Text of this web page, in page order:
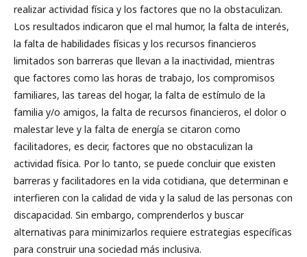
realizar actividad física y los factores que no la obstaculizan.
Los resultados indicaron que el mal humor, la falta de interés,
la falta de habilidades físicas y los recursos financieros
limitados son barreras que llevan a la inactividad, mientras
que factores como las horas de trabajo, los compromisos
familiares, las tareas del hogar, la falta de estímulo de la
familia y/o amigos, la falta de recursos financieros, el dolor o
malestar leve y la falta de energía se citaron como
facilitadores, es decir, factores que no obstaculizan la
actividad física. Por lo tanto, se puede concluir que existen
barreras y facilitadores en la vida cotidiana, que determinan e
interfieren con la calidad de vida y la salud de las personas con
discapacidad. Sin embargo, comprenderlos y buscar
alternativas para minimizarlos requiere estrategias específicas
para construir una sociedad más inclusiva.